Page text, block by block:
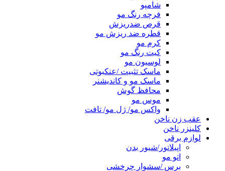
شامپو
فرچه رنگ مو
قرص ضدریزش
قطره ضد ریزش مو
کرم مو
کیت رنگ مو
لوسیون مو
ماسک تثبیت /عنکبوتی
ماسک مو و کاندیشنر
محافظ گوش
موس مو
واکس مو/ ژل مو/ تافت
عقب زن ناخن
کلینزر ناخن
لوازم برقی
اپیلاتور/شیور بدن
اتو مو
برس /سشوار چرخشی